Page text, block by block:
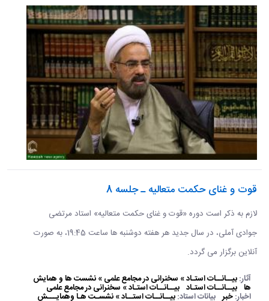
قوت و غنای حکمت متعالیه ـ جلسه 8
لازم به ذکر است دوره «قوت و غنای حکمت متعالیه» استاد مرتضی
جوادی آملی، در سال جدید هر هفته دوشنبه ها ساعت 19:45، به صورت
آنلاین برگزار می گردد.
آثار:بیــانــات استـاد » سخنرانی در مجامع علمی » نشست ها و همایش
ها بیــانــات استـاد بیــانــات استـاد » سخنرانی در مجامع علمی
اخبار:خبر بیانات استاد:بیــانــات استــاد » نشسـت هـا وهمایـــش